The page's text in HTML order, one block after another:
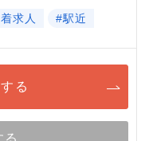
求人 #駅近
る
る